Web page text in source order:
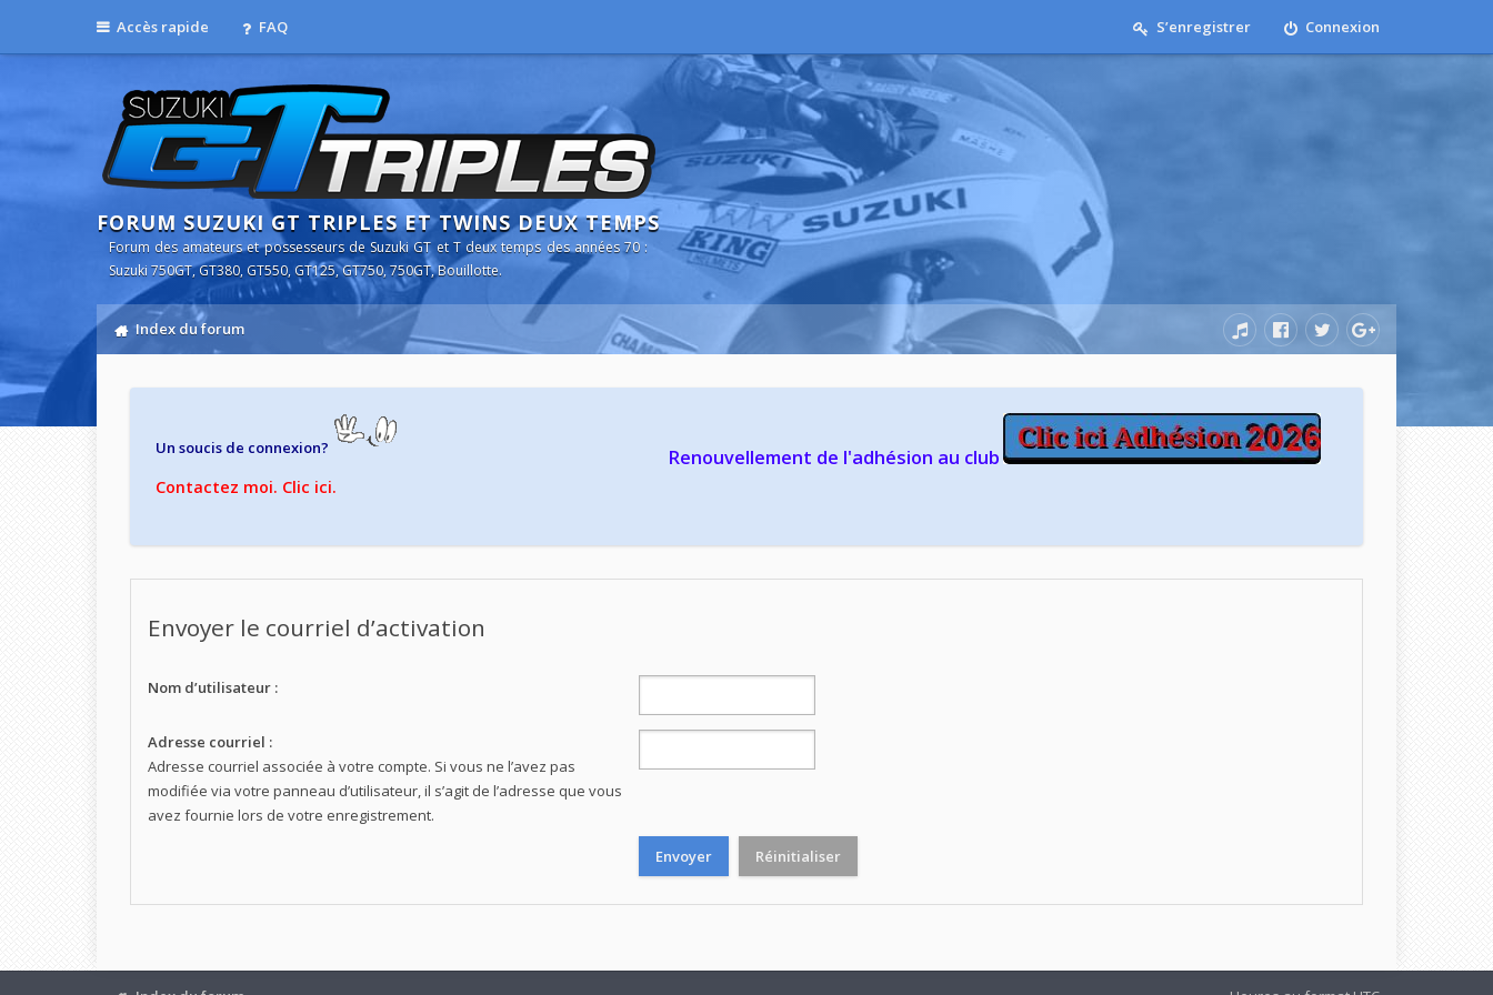
Accès rapide FAQ Connexion
S’enregistrer
FORUM SUZUKI GT TRIPLES ET TWINS DEUX TEMPS
Forum des amateurs et possesseurs de Suzuki GT et T deux temps des années 70 :
Suzuki 750GT, GT380, GT550, GT125, GT750, 750GT, Bouillotte.
Index du forum
Un soucis de connexion?
Contactez moi. Clic ici.
Renouvellement de l'adhésion au club
Envoyer le courriel d’activation
Nom d’utilisateur :
Adresse courriel :
Adresse courriel associée à votre compte. Si vous ne l’avez pas
modifiée via votre panneau d’utilisateur, il s’agit de l’adresse que vous
avez fournie lors de votre enregistrement.